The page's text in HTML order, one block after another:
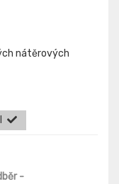
nátěrových
-